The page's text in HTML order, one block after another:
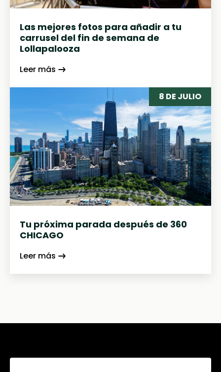
Las mejores fotos para añadir a tu
carrusel del fin de semana de
Lollapalooza
Leer más
8 DE JULIO
Tu próxima parada después de 360
CHICAGO
Leer más